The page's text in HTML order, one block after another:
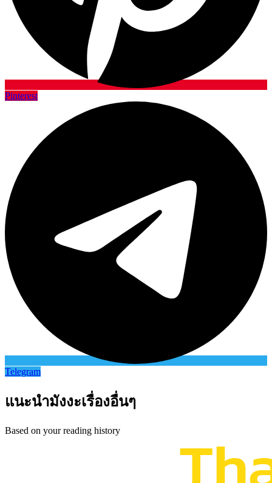
Pinterest
Telegram
แนะนำมังงะเรื่องอื่นๆ
Based on your reading history